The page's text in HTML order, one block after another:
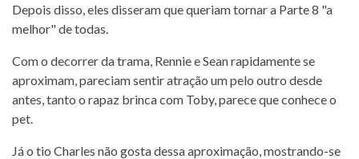
Depois disso, eles disseram que queriam tornar a Parte 8 "a
melhor" de todas.
Com o decorrer da trama, Rennie e Sean rapidamente se
aproximam, pareciam sentir atração um pelo outro desde
antes, tanto o rapaz brinca com Toby, parece que conhece o
pet.
Já o tio Charles não gosta dessa aproximação, mostrando-se